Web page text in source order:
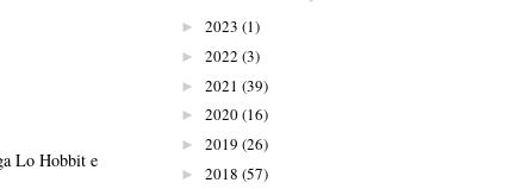
Lo Hobbit e
► 2023 (1)
► 2022 (3)
► 2021 (39)
► 2020(16)
► 2019 (26)
► 2018 (57)